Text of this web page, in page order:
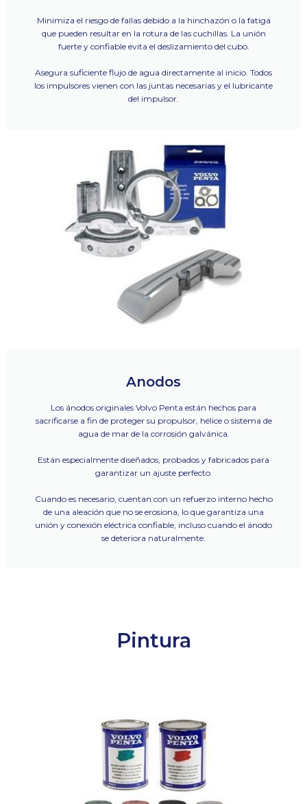
Minimiza el riesgo de fallas debido a la hinchazón o la fatiga
que pueden resultar en la rotura de las cuchillas. La unión
fuerte y confiable evita el deslizamiento del cubo.
Asegura suficiente flujo de agua directamente al inicio. Todos
los impulsores vienen con las juntas necesarias y el lubricante
del impulsor.
Anodos
Los ánodos originales Volvo Penta están hechos para
sacrificarse a fin de proteger su propulsor, hélice o sistema de
agua de mar de la corrosión galvánica.
Están especialmente diseñados, probados y fabricados para
garantizar un ajuste perfecto.
Cuando es necesario, cuentan con un refuerzo interno hecho
de una aleación que no se erosiona, lo que garantiza una
unión y conexión eléctrica confiable, incluso cuando el ánodo
se deteriora naturalmente.
Pintura